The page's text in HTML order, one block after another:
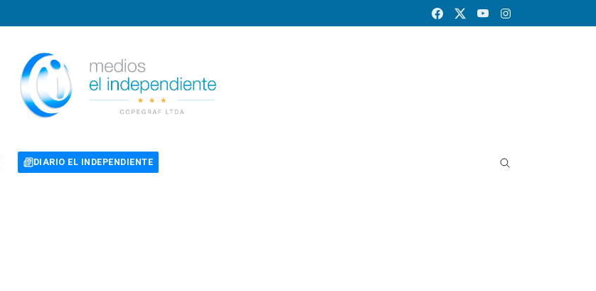
DIARIO EL INDEPENDIENTE